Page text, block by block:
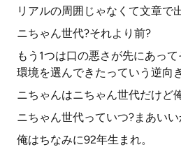
リアルの周囲じゃなくて文章で
ニちゃん世代?それより前?
もう1つは口の悪さが先にあっ
環境を選んできたっていう逆向き
ニちゃんはニちゃん世代だけど
ニちゃん世代っていつ?まあいい
俺はちなみに92年生まれ。